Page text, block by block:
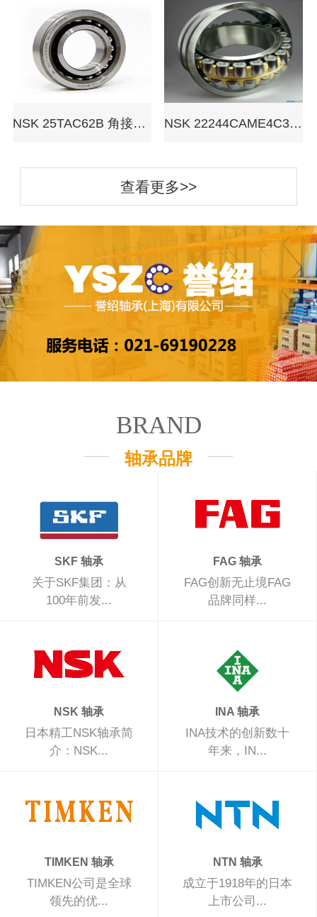
NSK 25TAC62B 角接触球轴承 NSK 22244CAME4C3 调心滚子轴承
查看更多>>
BRAND
轴承品牌
SKF 轴承
关于SKF集团：从
100年前发...
FAG 轴承
FAG创新无止境FAG
品牌同样...
NSK 轴承
日本精工NSK轴承简
介：NSK...
INA 轴承
INA技术的创新数十
年来，IN...
TIMKEN 轴承
TIMKEN公司是全球
领先的优...
NTN 轴承
成立于1918年的日本
上市公司...